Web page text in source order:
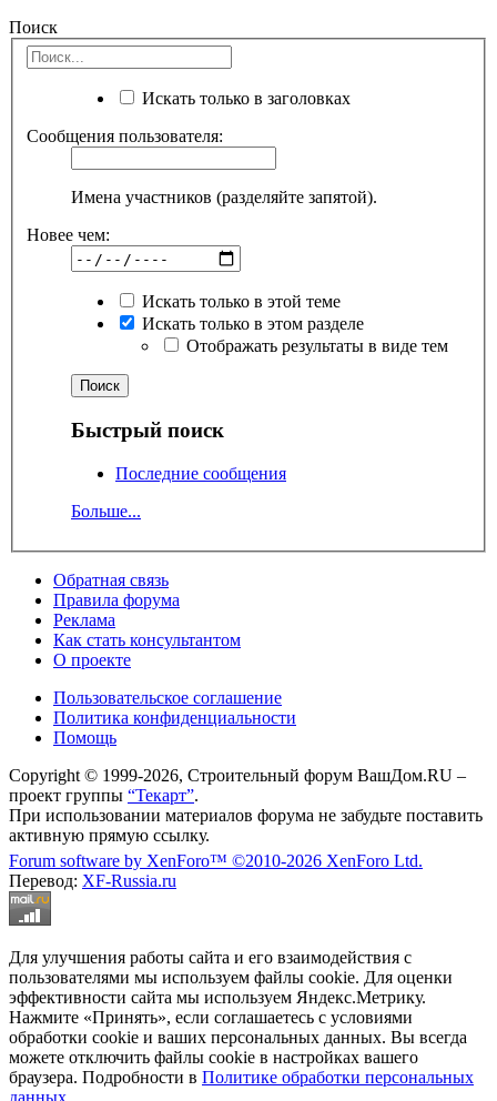
Поиск
Искать только в заголовках
Сообщения пользователя:
Имена участников (разделяйте запятой).
Новее чем:
Искать только в этой теме
Искать только в этом разделе
Отображать результаты в виде тем
Быстрый поиск
Последние сообщения
Больше...
Обратная связь
Правила форума
Реклама
Как стать консультантом
О проекте
Пользовательское соглашение
Политика конфиденциальности
Помощь
Copyright © 1999-2026, Строительный форум ВашДом.RU –
проект группы “Текарт”.
При использовании материалов форума не забудьте поставить
активную прямую ссылку.
Forum software by XenForo™ ©2010-2026 XenForo Ltd.
Перевод: XF-Russia.ru
Для улучшения работы сайта и его взаимодействия с
пользователями мы используем файлы cookie. Для оценки
эффективности сайта мы используем Яндекс.Метрику.
Нажмите «Принять», если соглашаетесь с условиями
обработки cookie и ваших персональных данных. Вы всегда
можете отключить файлы cookie в настройках вашего
браузера. Подробности в Политике обработки персональных
данных